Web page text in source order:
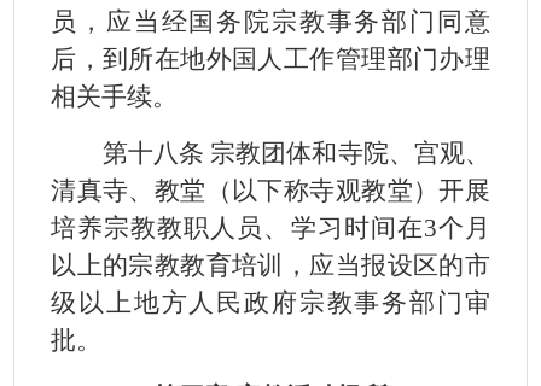
员，应当经国务院宗教事务部门同意
后，到所在地外国人工作管理部门办理
相关手续。
第十八条 宗教团体和寺院、宫观、
清真寺、教堂（以下称寺观教堂）开展
培养宗教教职人员、学习时间在3个月
以上的宗教教育培训，应当报设区的市
级以上地方人民政府宗教事务部门审
批。